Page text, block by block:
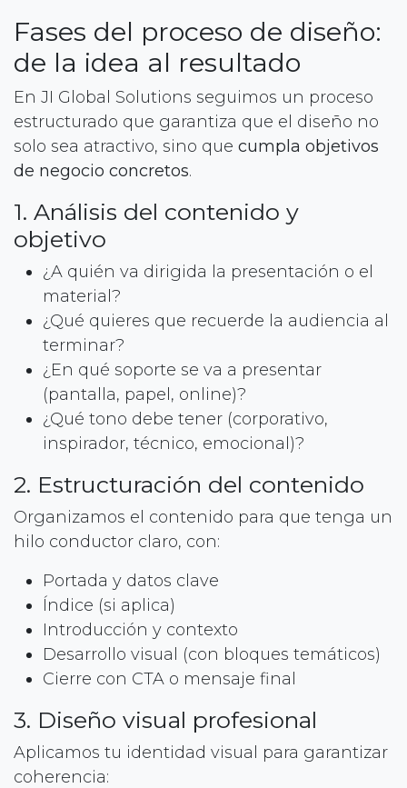
Fases del proceso de diseño:
de la idea al resultado
En JI Global Solutions seguimos un proceso
estructurado que garantiza que el diseño no
solo sea atractivo, sino que cumpla objetivos
de negocio concretos.
1. Análisis del contenido y
objetivo
¿A quién va dirigida la presentación o el
material?
¿Qué quieres que recuerde la audiencia al
terminar?
¿En qué soporte se va a presentar
(pantalla, papel, online)?
¿Qué tono debe tener (corporativo,
inspirador, técnico, emocional)?
2. Estructuración del contenido
Organizamos el contenido para que tenga un
hilo conductor claro, con:
Portada y datos clave
Índice (si aplica)
Introducción y contexto
Desarrollo visual (con bloques temáticos)
Cierre con CTA o mensaje final
3. Diseño visual profesional
Aplicamos tu identidad visual para garantizar
coherencia: